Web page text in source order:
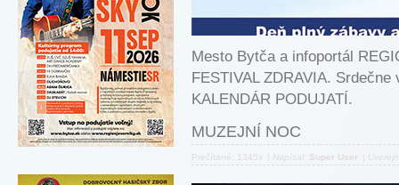
Mesto Bytča a infoportál
FESTIVAL ZDRAVIA.
KALENDÁR PODUJATÍ.
MUZEJNÍ NOC
Prečítané: 1345x Napísal: Super User